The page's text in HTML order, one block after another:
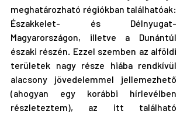
meghatározható régiókban találhatóak:
Északkelet- és Délnyugat-
Magyarországon, illetve a Dunántúl
északi részén. Ezzel szemben az alföldi
területek nagy része hiába rendkívül
alacsony jövedelemmel jellemezhető
(ahogyan egy korábbi hírlevélben
részleteztem), az itt található